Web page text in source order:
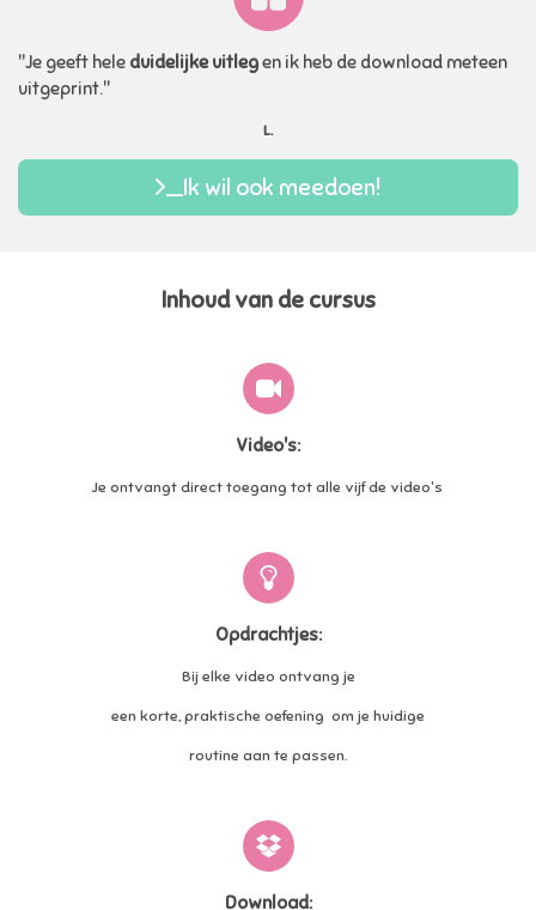
"Je geeft hele duidelijke uitlegen ik heb de download meteen
uitgeprint."
L.
Ik wil ook meedoen!
Inhoud van de cursus
Video's:
Je ontvangt direct toegang tot alle vijf de video's
Opdrachtjes:
Bij elke video ontvang je
een korte, praktische oefening om je huidige
routine aan te passen.
Download: